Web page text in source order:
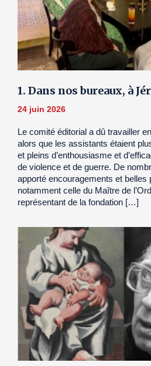
1. Dans nos bureaux, à
24 juin 2026
Le comité éditorial a dû travailler
alors que les assistants étaient
et pleins d’enthousiasme et
de violence et de guerre. De
apporté encouragements et belles
notamment celle du Maître de
représentant de la fondation […]